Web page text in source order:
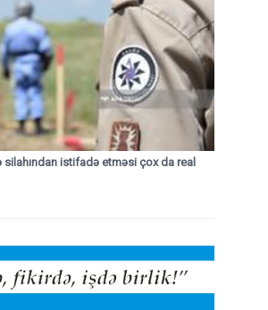
silahından istifadə etməsi çox da real